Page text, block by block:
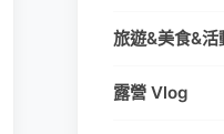
旅遊&美食&活
露營 Vlog